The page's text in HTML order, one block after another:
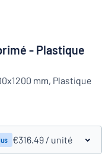
?
- Plastique
mm, Plastique
€316.49 / unité